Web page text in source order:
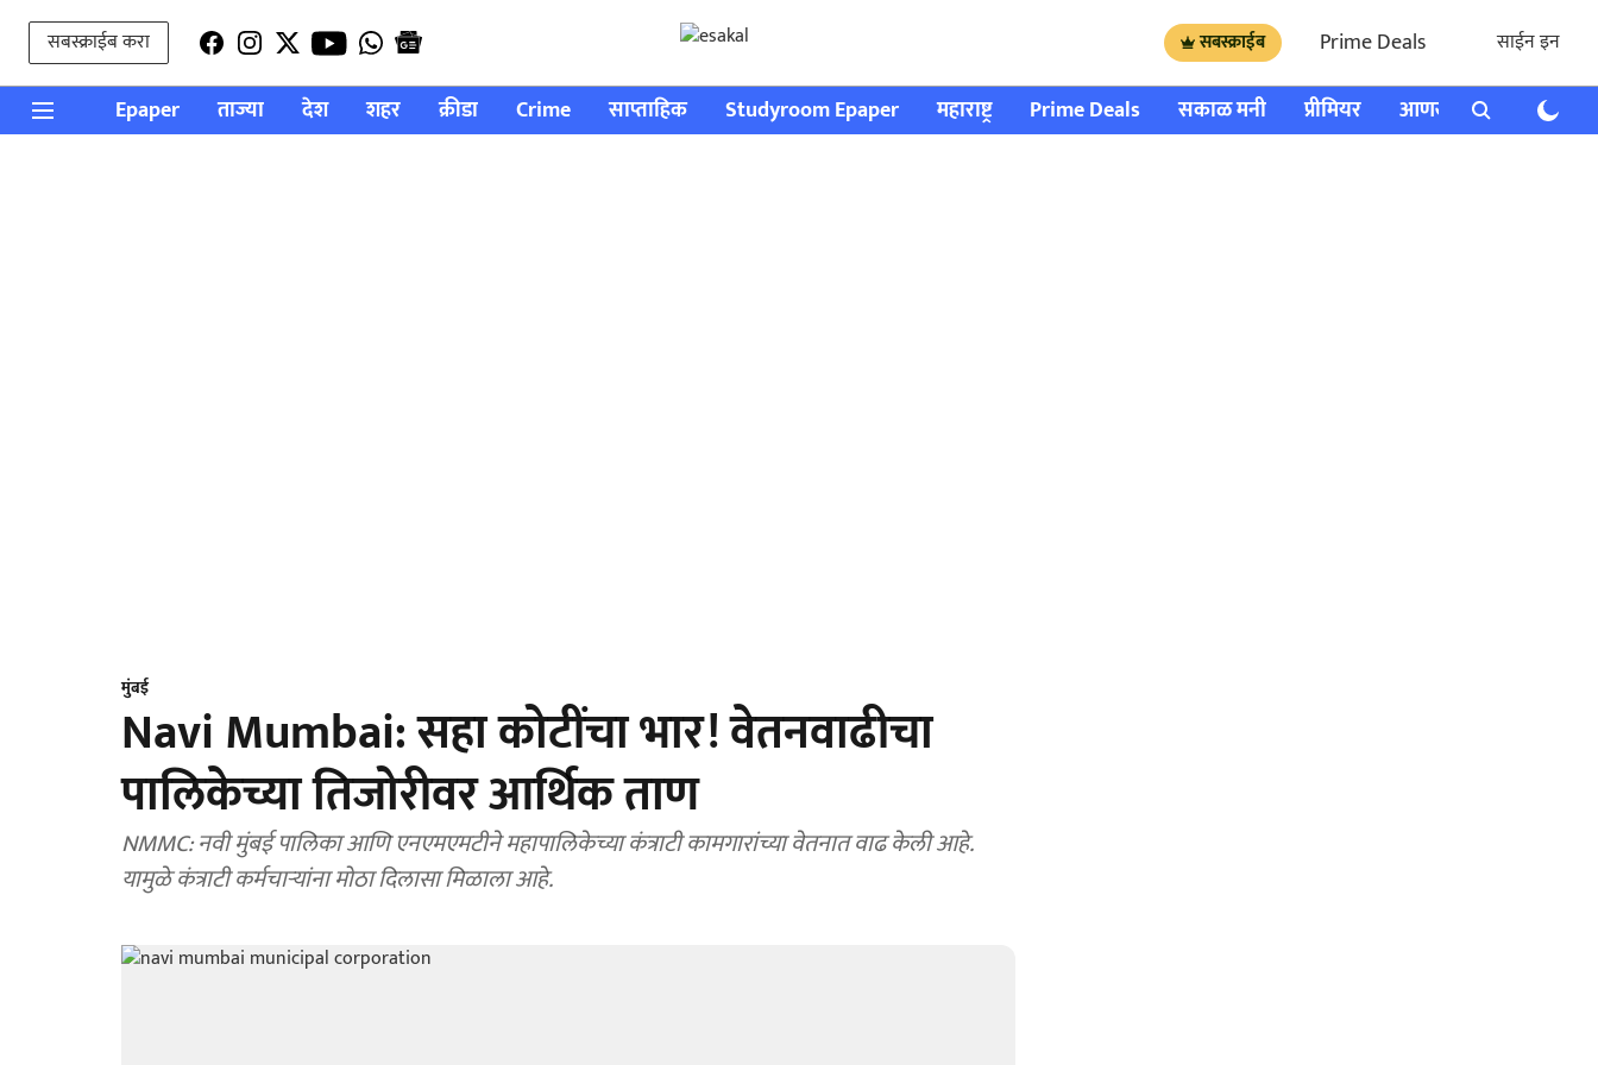
सबस्क्राईब करा सबस्क्राईब Prime Deals साईन इन
Epaper ताज्या देश शहर क्रीडा Crime साप्ताहिक Studyroom Epaper महाराष्ट्र Prime Deals सकाळ मनी प्रीमियर आणखी राशी भविष्य
मुंबई
Navi Mumbai: सहा कोटींचा भार! वेतनवाढीचा
पालिकेच्या तिजोरीवर आर्थिक ताण
NMMC: नवी मुंबई पालिका आणि एनएमएमटीने महापालिकेच्या कंत्राटी कामगारांच्या वेतनात वाढ केली आहे.
यामुळे कंत्राटी कर्मचाऱ्यांना मोठा दिलासा मिळाला आहे.